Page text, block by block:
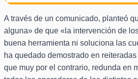
A través de un comunicado, planteó
alguna» de que «la intervención de
buena herramienta ni soluciona las
ha quedado demostrado en
que muy por el contrario, redunda en